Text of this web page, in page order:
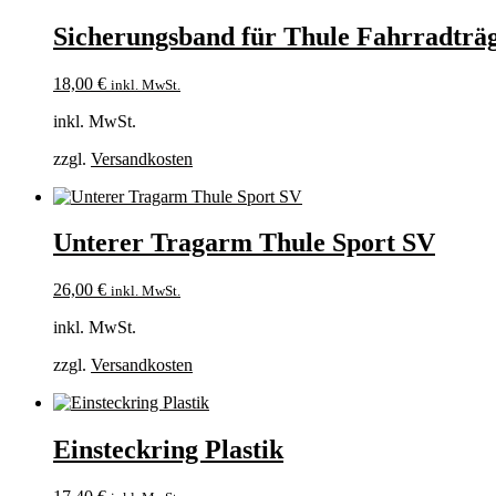
Sicherungsband für Thule
18,00 € inkl. MwSt.
inkl. MwSt.
zzgl. Versandkosten
Unterer Tragarm Thule Sport SV
26,00 € inkl. MwSt.
inkl. MwSt.
zzgl. Versandkosten
Einsteckring Plastik